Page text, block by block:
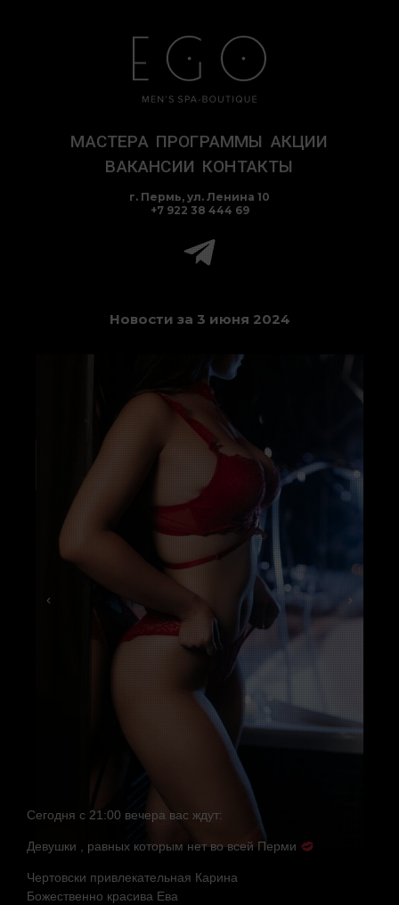
МАСТЕРА ПРОГРАММЫ АКЦИИ
ВАКАНСИИ КОНТАКТЫ
г. Пермь, ул. Ленина 10
+7 922 38 444 69
Новости за 3 июня 2024
Сегодня с 21:00 вечера вас ждут:
Девушки , равных которым нет во всей Перми
Чертовски привлекательная Карина
Божественно красива Ева